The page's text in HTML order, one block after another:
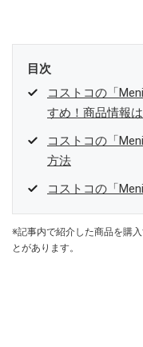
目次
コストコの「
すめ！商品情報は
コストコの「
方法
コストコの「
※記事内で紹介した商品を購
とがあります。